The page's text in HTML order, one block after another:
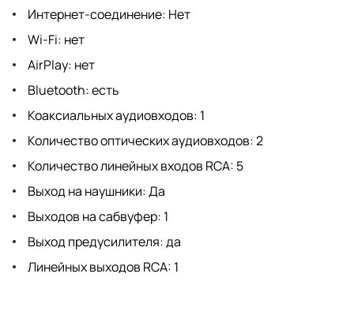
Интернет-соединение: Нет
Wi-Fi: нет
AirPlay: нет
Bluetooth: есть
Коаксиальных аудиовходов: 1
Количество оптических аудиовходов: 2
Количество линейных входов RCA: 5
Выход на наушники: Да
Выходов на сабвуфер: 1
Выход предусилителя: да
Линейных выходов RCA: 1